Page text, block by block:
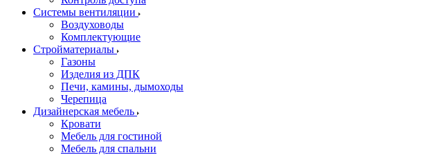
Системы вентиляции
Воздуховоды
Комплектующие
Стройматериалы
Газоны
Изделия из ДПК
Печи, камины, дымоходы
Черепица
Дизайнерская мебель
Кровати
Мебель для гостиной
Мебель для спальни